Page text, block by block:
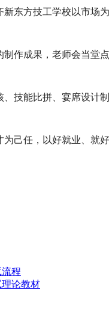
东方技工学校以市场
作成果，老师会当堂
技能比拼、宴席设计
己任，以好就业、就
程
论教材